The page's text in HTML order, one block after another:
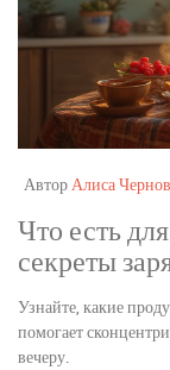
АвторАлиса
Что есть
секреты
Узнайте, какие
помогает
вечеру.